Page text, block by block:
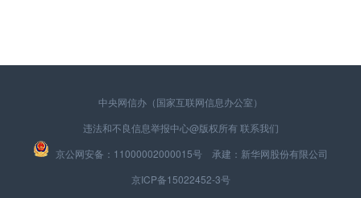
中央网信办（国家互联网信息办公室）
违法和不良信息举报中心@版权所有 联系我们
京公网安备：11000002000015号 承建：新华网股份有限公司
京ICP备15022452-3号